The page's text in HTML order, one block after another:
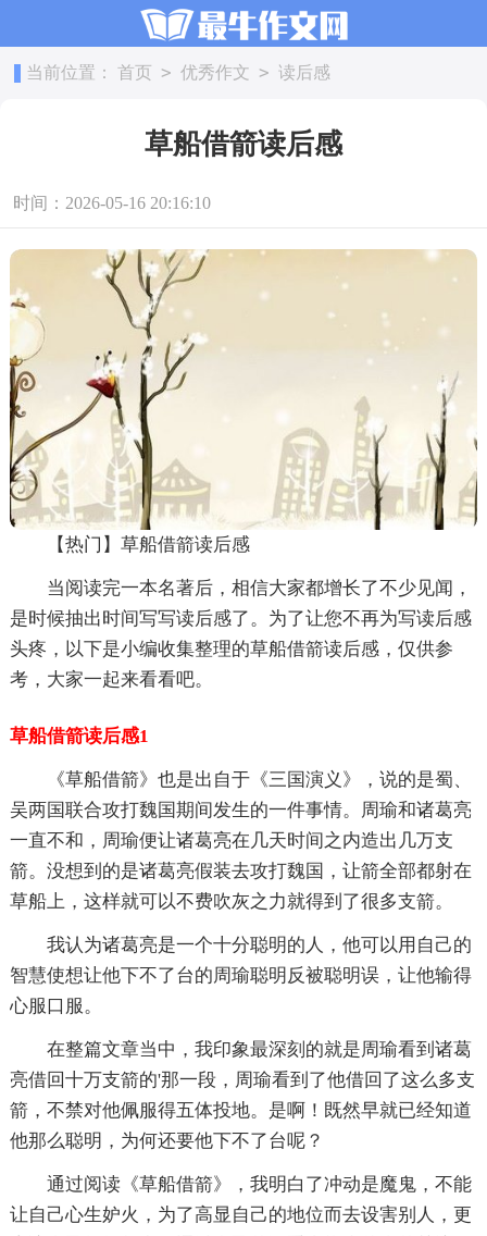
当前位置： 首页 > 优秀作文 > 读后感
草船借箭读后感
时间：2026-05-16 20:16:10
【热门】草船借箭读后感
当阅读完一本名著后，相信大家都增长了不少见闻，
是时候抽出时间写写读后感了。为了让您不再为写读后感
头疼，以下是小编收集整理的草船借箭读后感，仅供参
考，大家一起来看看吧。
草船借箭读后感1
《草船借箭》也是出自于《三国演义》，说的是蜀、
吴两国联合攻打魏国期间发生的一件事情。周瑜和诸葛亮
一直不和，周瑜便让诸葛亮在几天时间之内造出几万支
箭。没想到的是诸葛亮假装去攻打魏国，让箭全部都射在
草船上，这样就可以不费吹灰之力就得到了很多支箭。
我认为诸葛亮是一个十分聪明的人，他可以用自己的
智慧使想让他下不了台的周瑜聪明反被聪明误，让他输得
心服口服。
在整篇文章当中，我印象最深刻的就是周瑜看到诸葛
亮借回十万支箭的'那一段，周瑜看到了他借回了这么多支
箭，不禁对他佩服得五体投地。是啊！既然早就已经知道
他那么聪明，为何还要他下不了台呢？
通过阅读《草船借箭》，我明白了冲动是魔鬼，不能
让自己心生妒火，为了高显自己的地位而去设害别人，更